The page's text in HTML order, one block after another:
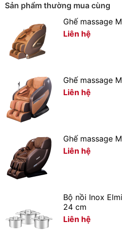
Nồi nấu cơm chín nhanh, tiết
gian nhờ công suất 650W kết
Sản phẩm thường mua cùng
Ghế massage
Liên hệ
Ghế massage
Liên hệ
Ghế massage
Liên hệ
Bộ nồi Inox
24 cm
Liên hệ